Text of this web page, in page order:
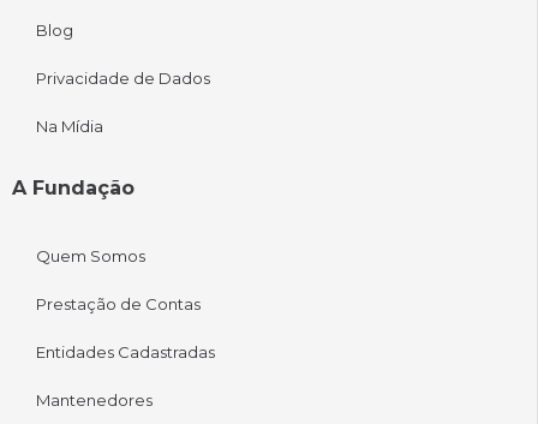
Blog
Privacidade de Dados
Na Mídia
A Fundação
Quem Somos
Prestação de Contas
Entidades Cadastradas
Mantenedores